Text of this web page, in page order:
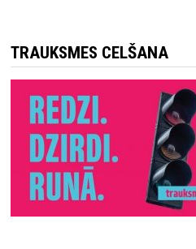
TRAUKSMES CELŠANA